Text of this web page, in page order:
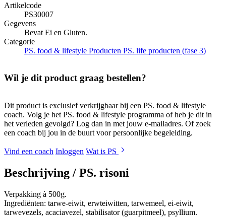
Artikelcode
PS30007
Gegevens
Bevat Ei en Gluten.
Categorie
PS. food & lifestyle Producten PS. life producten (fase 3)
Wil je dit product graag bestellen?
Dit product is exclusief verkrijgbaar bij een PS. food & lifestyle
coach. Volg je het PS. food & lifestyle programma of heb je dit in
het verleden gevolgd? Log dan in met jouw e-mailadres. Of zoek
een coach bij jou in de buurt voor persoonlijke begeleiding.
Vind een coach Inloggen Wat is PS
Beschrijving / PS. risoni
Verpakking à 500g.
Ingrediënten: tarwe-eiwit, erwteiwitten, tarwemeel, ei-eiwit,
tarwevezels, acaciavezel, stabilisator (guarpitmeel), psyllium.